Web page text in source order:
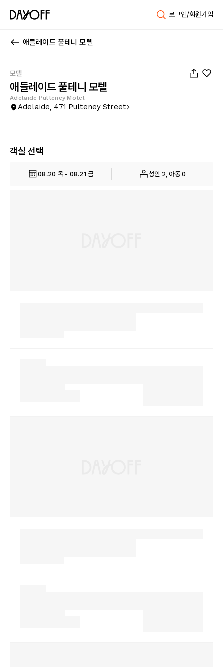
로그인/회원가입
애들레이드 풀테니 모텔
모텔
애들레이드 풀테니 모텔
Adelaide Pulteney Motel
Adelaide, 471 Pulteney Street
객실 선택
08.20 목 - 08.21 금 성인 2, 아동 0